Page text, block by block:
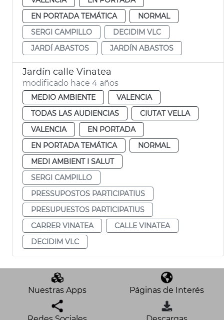
EN PORTADA TEMÁTICA
NORMAL
SERGI CAMPILLO
DECIDIM VLC
JARDÍ ABASTOS
JARDÍN ABASTOS
Jardín calle Vinatea
modificado hace 4 años
MEDIO AMBIENTE
VALENCIA
TODAS LAS AUDIENCIAS
CIUTAT VELLA
VALENCIA
EN PORTADA
EN PORTADA TEMÁTICA
NORMAL
MEDI AMBIENT I SALUT
SERGI CAMPILLO
PRESSUPOSTOS PARTICIPATIUS
PRESUPUESTOS PARTICIPATIUS
CARRER VINATEA
CALLE VINATEA
DECIDIM VLC
Nuestras Apps Páginas de Interés